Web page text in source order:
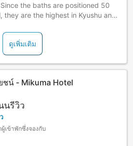
the baths are positioned 50
they are the highest in Kyushu and
free of charge, if they stay
you enjoy yourself in one
ดูเพิ่มเติม
น์ - Mikuma Hotel
นรีวิว
ผู้เข้าพักซึ่งจองกับ